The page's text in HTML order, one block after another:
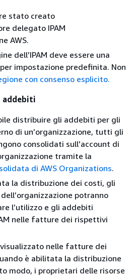
stato creato
delegato IPAM
AWS.
dell’IPAM deve essere una
impostazione predefinita. Non
con consenso esplicito.
addebiti
distribuire gli addebiti per gli
di un’organizzazione, tutti gli
consolidati sull’account di
tramite la
di AWS Organizations.
la distribuzione dei costi, gli
potranno
l’utilizzo e gli addebiti
nelle fatture dei rispettivi
visualizzato nelle fatture dei
è abilitata la distribuzione
modo, i proprietari delle risorse